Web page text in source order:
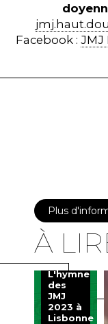
Facebook : JMJ
Plus
À
L'hymne
des
JMJ
2023 à
Lisbonne